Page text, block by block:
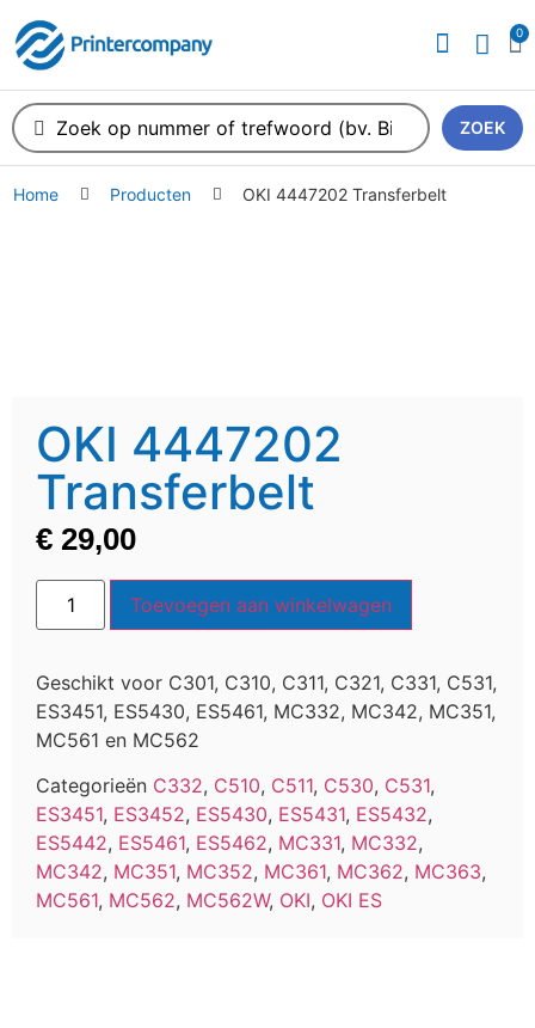
0
ZOEK
Home Producten OKI 4447202 Transferbelt
OKI 4447202
Transferbelt
€ 29,00
Toevoegen aan winkelwagen
Geschikt voor C301, C310, C311, C321, C331, C531,
ES3451, ES5430, ES5461, MC332, MC342, MC351,
MC561 en MC562
Categorieën C332, C510, C511, C530, C531,
ES3451, ES3452, ES5430, ES5431, ES5432,
ES5442, ES5461, ES5462, MC331, MC332,
MC342, MC351, MC352, MC361, MC362, MC363,
MC561, MC562, MC562W, OKI, OKI ES